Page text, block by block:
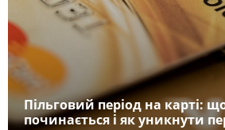
Пільговий період на карті:
починається і як уникнути